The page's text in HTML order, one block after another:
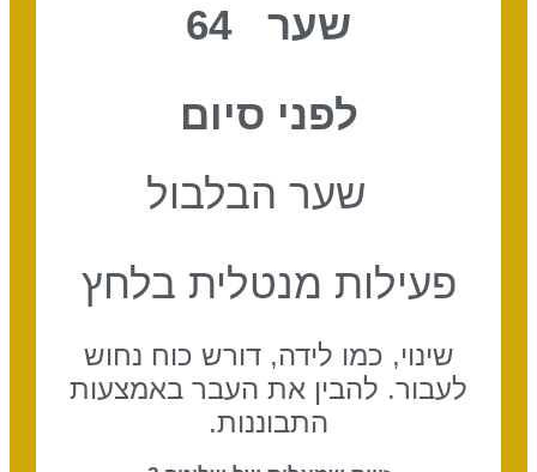
שער 64
לפני סיום
שער הבלבול
פעילות מנטלית בלחץ
שינוי, כמו לידה, דורש כוח נחוש
לעבור. להבין את העבר באמצעות
התבוננות.